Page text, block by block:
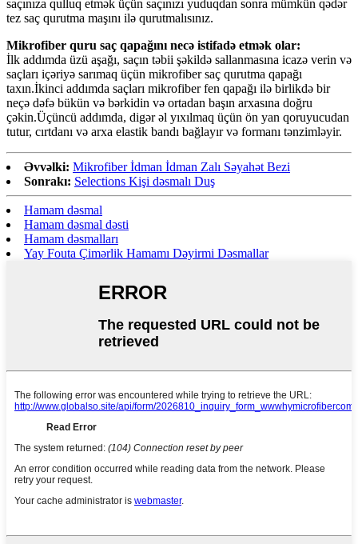
saçınıza qulluq etmək üçün saçınızı yuduqdan sonra mümkün qədər
tez saç qurutma maşını ilə qurutmalısınız.
Mikrofiber quru saç qapağını necə istifadə etmək olar:
İlk addımda üzü aşağı, saçın təbii şəkildə sallanmasına icazə verin və
saçları içəriyə sarımaq üçün mikrofiber saç qurutma qapağı
taxın.İkinci addımda saçları mikrofiber fen qapağı ilə birlikdə bir
neçə dəfə bükün və bərkidin və ortadan başın arxasına doğru
çəkin.Üçüncü addımda, digər əl yıxılmaq üçün ön yan qoruyucudan
tutur, cırtdanı və arxa elastik bandı bağlayır və formanı tənzimləyir.
Əvvəlki: Mikrofiber İdman İdman Zalı Səyahət Bezi
Sonrakı: Selections Kişi dəsmalı Duş
Hamam dəsmal
Hamam dəsmal dəsti
Hamam dəsmalları
Yay Fouta Çimərlik Hamamı Dəyirmi Dəsmallar